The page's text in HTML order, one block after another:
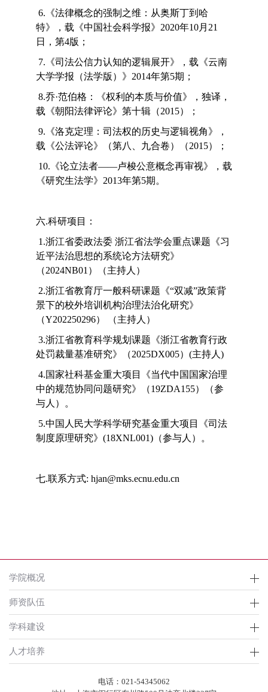
6.《法律概念的强制之维：从奥斯丁到哈
特》，载《中国社会科学报》2020年10月21
日，第4版；
7.《司法公信力认知的逻辑展开》，载《云南
大学学报（法学版）》2014年第5期；
8.乔·范伯格：《权利的本质与价值》，独译，
载《朝阳法律评论》第十辑（2015）；
9.《洛克定理：司法权的历史与逻辑视角》，
载《公法评论》（第八、九合卷）（2015）；
10.《论立法者——卢梭公意概念再审视》，载
《研究生法学》2013年第5期。
六.科研项目：
1.浙江省委政法委 浙江省法学会重点课题《习
近平法治思想的系统论方法研究》
（2024NB01）（主持人）
2.浙江省教育厅一般科研课题《“双减”政策背
景下的校外培训机构治理法治化研究》
（Y202250296） （主持人）
3.浙江省教育科学规划课题《浙江省教育行政
处罚裁量基准研究》（2025DX005）(主持人)
4.国家社科基金重大项目《当代中国国家治理
中的规范协同问题研究》（19ZDA155）（参
与人）。
5.中国人民大学科学研究基金重大项目《司法
制度原理研究》(18XNL001)（参与人）。
七.联系方式: hjan@mks.ecnu.edu.cn
学院概况
师资队伍
学科建设
人才培养
电话：021-54345062